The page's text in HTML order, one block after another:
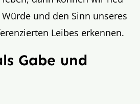
und den Sinn unseres
Leibes erkennen.
Gabe und